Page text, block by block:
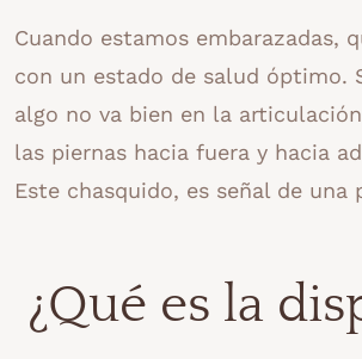
Cuando estamos embarazadas,
con un estado de salud óptimo.
algo no va bien en la
las piernas hacia fuera y hacia
Este chasquido, es señal de una
¿Qué es la